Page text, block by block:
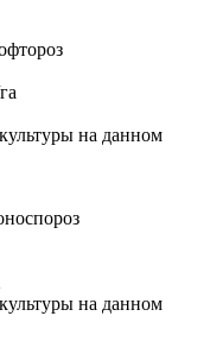
на данном
на данном